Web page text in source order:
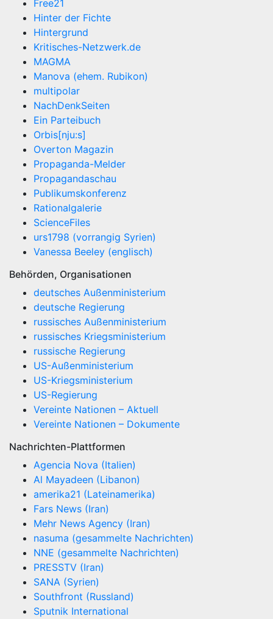
Free21
Hinter der Fichte
Hintergrund
Kritisches-Netzwerk.de
MAGMA
Manova (ehem. Rubikon)
multipolar
NachDenkSeiten
Ein Parteibuch
Orbis[nju:s]
Overton Magazin
Propaganda-Melder
Propagandaschau
Publikumskonferenz
Rationalgalerie
ScienceFiles
urs1798 (vorrangig Syrien)
Vanessa Beeley (englisch)
Behörden, Organisationen
deutsches Außenministerium
deutsche Regierung
russisches Außenministerium
russisches Kriegsministerium
russische Regierung
US-Außenministerium
US-Kriegsministerium
US-Regierung
Vereinte Nationen – Aktuell
Vereinte Nationen – Dokumente
Nachrichten-Plattformen
Agencia Nova (Italien)
Al Mayadeen (Libanon)
amerika21 (Lateinamerika)
Fars News (Iran)
Mehr News Agency (Iran)
nasuma (gesammelte Nachrichten)
NNE (gesammelte Nachrichten)
PRESSTV (Iran)
SANA (Syrien)
Southfront (Russland)
Sputnik International